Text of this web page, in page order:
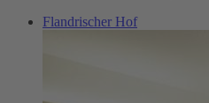
Flandrischer Hof